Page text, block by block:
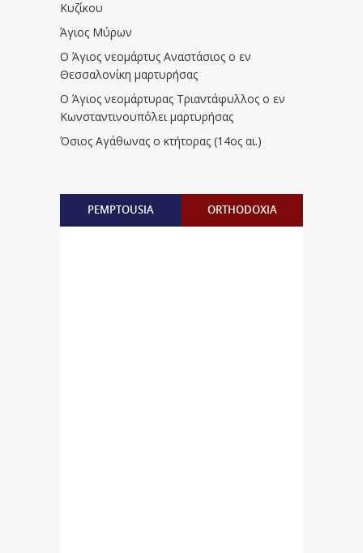
Κυζίκου
Άγιος Μύρων
Ο Άγιος νεομάρτυς Αναστάσιος ο εν
Θεσσαλονίκη μαρτυρήσας
Ο Άγιος νεομάρτυρας Τριαντάφυλλος ο εν
Κωνσταντινουπόλει μαρτυρήσας
Όσιος Αγάθωνας ο κτήτορας (14ος αι.)
PEMPTOUSIA ORTHODOXIA